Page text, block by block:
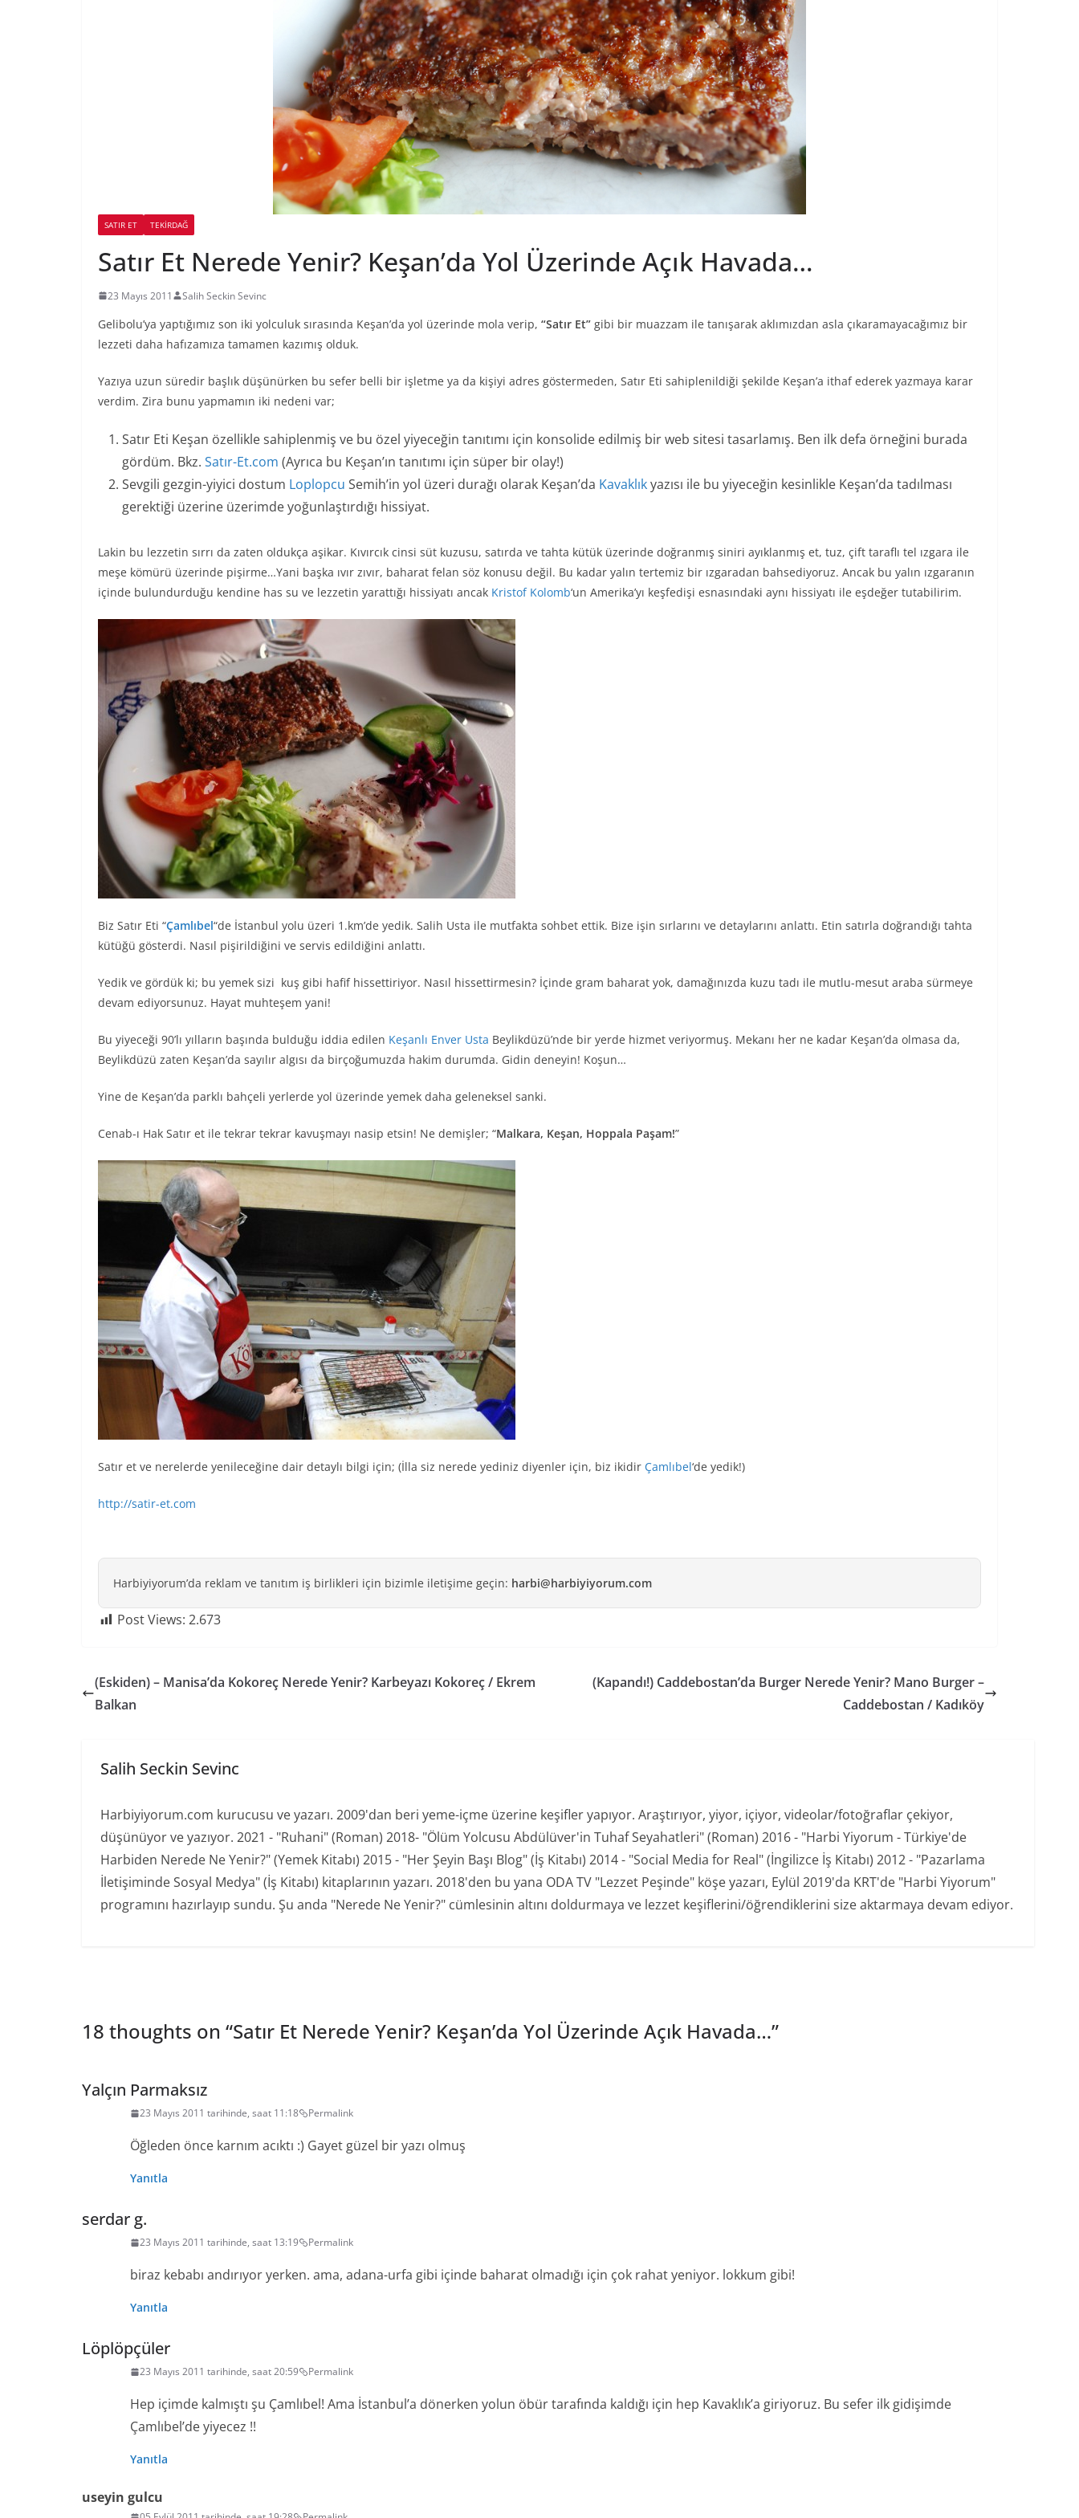
SATIR ET TEKIRDAĞ
Satır Et Nerede Yenir? Keşan’da Yol Üzerinde Açık Havada…
23 Mayıs 2011 Salih Seckin Sevinc
Gelibolu’ya yaptığımız son iki yolculuk sırasında Keşan’da yol üzerinde mola verip, “Satır Et” gibi bir muazzam ile tanışarak aklımızdan asla çıkaramayacağımız bir
lezzeti daha hafızamıza tamamen kazımış olduk.
Yazıya uzun süredir başlık düşünürken bu sefer belli bir işletme ya da kişiyi adres göstermeden, Satır Eti sahiplenildiği şekilde Keşan’a ithaf ederek yazmaya karar
verdim. Zira bunu yapmamın iki nedeni var;
Satır Eti Keşan özellikle sahiplenmiş ve bu özel yiyeceğin tanıtımı için konsolide edilmiş bir web sitesi tasarlamış. Ben ilk defa örneğini burada
gördüm. Bkz. Satır-Et.com (Ayrıca bu Keşan’ın tanıtımı için süper bir olay!)
Sevgili gezgin-yiyici dostum Loplopcu Semih’in yol üzeri durağı olarak Keşan’da Kavaklıkyazısı ile bu yiyeceğin kesinlikle Keşan’da tadılması
gerektiği üzerine üzerimde yoğunlaştırdığı hissiyat.
Lakin bu lezzetin sırrı da zaten oldukça aşikar. Kıvırcık cinsi süt kuzusu, satırda ve tahta kütük üzerinde doğranmış siniri ayıklanmış et, tuz, çift taraflı tel ızgara ile
meşe kömürü üzerinde pişirme…Yani başka ıvır zıvır, baharat felan söz konusu değil. Bu kadar yalın tertemiz bir ızgaradan bahsediyoruz. Ancak bu yalın ızgaranın
içinde bulundurduğu kendine has su ve lezzetin yarattığı hissiyatı ancak Kristof Kolomb‘un Amerika’yı keşfedişi esnasındaki aynı hissiyatı ile eşdeğer tutabilirim.
Biz Satır Eti “Çamlıbel“de İstanbul yolu üzeri 1.km’de yedik. Salih Usta ile mutfakta sohbet ettik. Bize işin sırlarını ve detaylarını anlattı. Etin satırla doğrandığı tahta
kütüğü gösterdi. Nasıl pişirildiğini ve servis edildiğini anlattı.
Yedik ve gördük ki; bu yemek sizi kuş gibi hafif hissettiriyor. Nasıl hissettirmesin? İçinde gram baharat yok, damağınızda kuzu tadı ile mutlu-mesut araba sürmeye
devam ediyorsunuz. Hayat muhteşem yani!
Bu yiyeceği 90’lı yılların başında bulduğu iddia edilen Keşanlı Enver Usta Beylikdüzü’nde bir yerde hizmet veriyormuş. Mekanı her ne kadar Keşan’da olmasa da,
Beylikdüzü zaten Keşan’da sayılır algısı da birçoğumuzda hakim durumda. Gidin deneyin! Koşun…
Yine de Keşan’da parklı bahçeli yerlerde yol üzerinde yemek daha geleneksel sanki.
Cenab-ı Hak Satır et ile tekrar tekrar kavuşmayı nasip etsin! Ne demişler; “Malkara, Keşan, Hoppala Paşam!”
Satır et ve nerelerde yenileceğine dair detaylı bilgi için; (İlla siz nerede yediniz diyenler için, biz ikidir Çamlıbel‘de yedik!)
http://satir-et.com
Harbiyiyorum’da reklam ve tanıtım iş birlikleri için bizimle iletişime geçin: harbi@harbiyiyorum.com
Post Views: 2.673
(Eskiden) – Manisa’da Kokoreç Nerede Yenir? Karbeyazı Kokoreç / Ekrem
Balkan
(Kapandı!) Caddebostan’da Burger Nerede Yenir? Mano Burger –
Caddebostan / Kadıköy
Salih Seckin Sevinc
Harbiyiyorum.com kurucusu ve yazarı. 2009'dan beri yeme-içme üzerine keşifler yapıyor. Araştırıyor, yiyor, içiyor, videolar/fotoğraflar çekiyor,
düşünüyor ve yazıyor. 2021 - "Ruhani" (Roman) 2018- "Ölüm Yolcusu Abdülüver'in Tuhaf Seyahatleri" (Roman) 2016 - "Harbi Yiyorum - Türkiye'de
Harbiden Nerede Ne Yenir?" (Yemek Kitabı) 2015 - "Her Şeyin Başı Blog" (İş Kitabı) 2014 - "Social Media for Real" (İngilizce İş Kitabı) 2012 - "Pazarlama
İletişiminde Sosyal Medya" (İş Kitabı) kitaplarının yazarı. 2018'den bu yana ODA TV "Lezzet Peşinde" köşe yazarı, Eylül 2019'da KRT'de "Harbi Yiyorum"
programını hazırlayıp sundu. Şu anda "Nerede Ne Yenir?" cümlesinin altını doldurmaya ve lezzet keşiflerini/öğrendiklerini size aktarmaya devam ediyor.
18 thoughts on “Satır Et Nerede Yenir? Keşan’da Yol Üzerinde Açık Havada…”
Yalçın Parmaksız
23 Mayıs 2011 tarihinde, saat 11:18 Permalink
Öğleden önce karnım acıktı :) Gayet güzel bir yazı olmuş
Yanıtla
serdar g.
23 Mayıs 2011 tarihinde, saat 13:19 Permalink
biraz kebabı andırıyor yerken. ama, adana-urfa gibi içinde baharat olmadığı için çok rahat yeniyor. lokkum gibi!
Yanıtla
Löplöpçüler
23 Mayıs 2011 tarihinde, saat 20:59 Permalink
Hep içimde kalmıştı şu Çamlıbel! Ama İstanbul’a dönerken yolun öbür tarafında kaldığı için hep Kavaklık’a giriyoruz. Bu sefer ilk gidişimde
Çamlıbel’de yiyecez !!
Yanıtla
useyin gulcu